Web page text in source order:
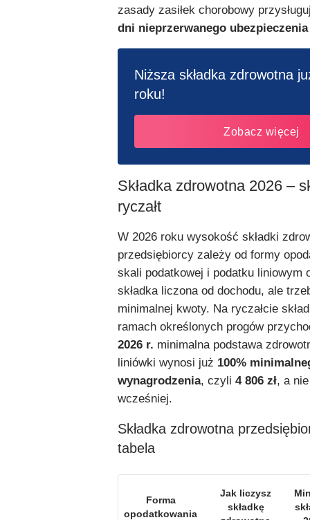
zasady zasiłek chorobowy
dni nieprzerwanego
Niższa składka zdrowotna
roku!
Zobacz więcej
Składka zdrowotna 2026 –
ryczałt
W 2026 roku wysokość składki
przedsiębiorcy zależy od formy
skali podatkowej i podatku liniowym
składka liczona od dochodu, ale
minimalnej kwoty. Na ryczałcie
ramach określonych progów
2026 r. minimalna podstawa
liniówki wynosi już 100%
wynagrodzenia, czyli 4 806 zł, a
wcześniej.
Składka zdrowotna
tabela
Forma
opodatkowania
Jak liczysz
składkę